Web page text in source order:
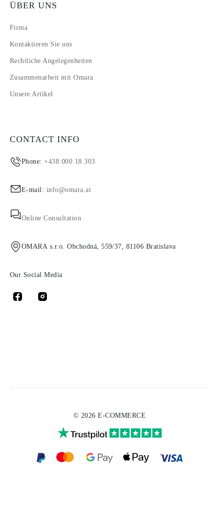
ÜBER UNS
Firma
Kontaktieren Sie uns
Rechtliche Angelegenheiten
Zusammenarbeit mit Omara
Unsere Artikel
CONTACT INFO
Phone:+438 000 18 303
E-mail: info@omara.at
Online Consultation
OMARA s.r.o. Obchodná, 559/37, 81106 Bratislava
Our Social Media
© 2026 E-COMMERCE